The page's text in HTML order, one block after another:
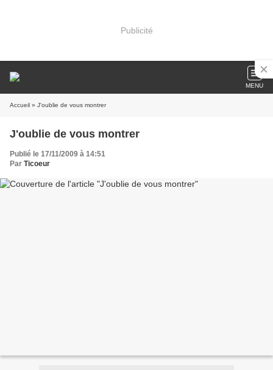
Publicité
MENU
Accueil » J'oublie de vous montrer
J'oublie de vous montrer
Publié le 17/11/2009 à 14:51
Par Ticoeur